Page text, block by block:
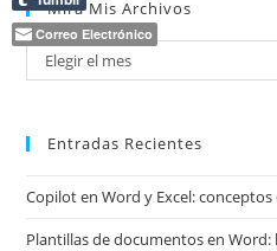
Mira Mis Archivos
Mira
mis
Elegir el mes
Entradas Recientes
Copilot en Word y Excel:
Plantillas de documentos en Word:
Correo Electrónico